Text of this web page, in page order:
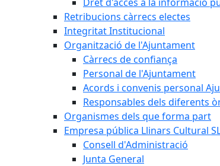
Retribucions càrrecs electes
Integritat Institucional
Organització de l'Ajuntament
Càrrecs de confiança
Personal de l'Ajuntament
Acords i convenis personal
Responsables dels diferents
Organismes dels que forma part
Empresa pública Llinars Cultural
Consell d'Administració
Junta General